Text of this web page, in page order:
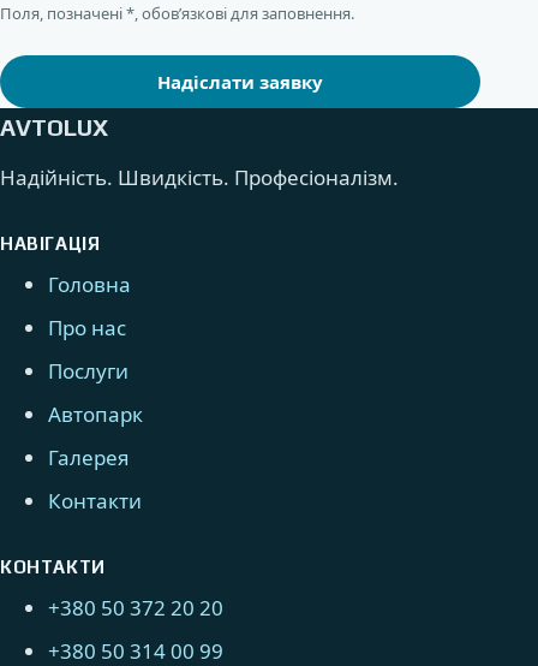
Поля, позначені *, обов’язкові для заповнення.
Надіслати заявку
AVTOLUX
Надійність. Швидкість. Професіоналізм.
НАВІГАЦІЯ
Головна
Про нас
Послуги
Автопарк
Галерея
Контакти
КОНТАКТИ
+380 50 372 20 20
+380 50 314 00 99